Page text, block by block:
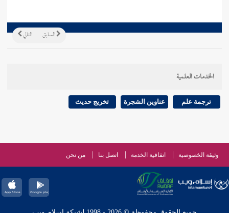
التالي السابق
الخدمات العلمية
ترجمة علم عناوين الشجرة تخريج حديث
وثيقة الخصوصية اتفاقية الخدمة اتصل بنا من نحن